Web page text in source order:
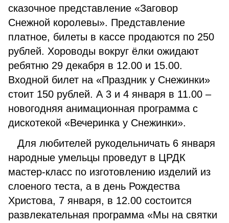
сказочное представление «Заговор
Снежной королевы». Представление
платное, билеты в кассе продаются по 250
рублей. Хороводы вокруг ёлки ожидают
ребятню 29 декабря в 12.00 и 15.00.
Входной билет на «Праздник у Снежинки»
стоит 150 рублей. А 3 и 4 января в 11.00 –
новогодняя анимационная программа с
дискотекой «Вечеринка у Снежинки».
Для любителей рукодельничать 6 января
народные умельцы проведут в ЦРДК
мастер-класс по изготовлению изделий из
слоеного теста, а в день Рождества
Христова, 7 января, в 12.00 состоится
развлекательная программа «Мы на святки